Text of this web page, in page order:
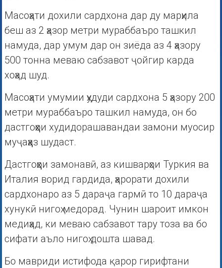
Масоҳати дохили сардхона дар ду марҳила
беш аз 2 ҳазор метри мураббаъро ташкил
намуда, дар умум дар он зиёда аз 4 ҳазору
500 тонна меваю сабзавот ҷойгир карда
хоҳад шуд.
Масоҳати умумии ҳудуди сардхона 5 ҳазору 200
метри мураббаъро ташкил намуда, он бо
дастгоҳҳои худидорашавандаи замони муосир
муҷаҳҳаз шудаст.
Дастгоҳҳои замонавӣ, аз кишварҳои Туркия ва
Италия ворид гардида, ҳарорати дохили
сардхонаро аз 5 дараҷа гармӣ то 10 дараҷа
хунукӣ нигоҳ медорад. Чунин шароит имкон
медиҳад, ки меваю сабзавот тару тоза ва бо
сифати аъло нигоҳ дошта шавад.
Бо мавриди истифода қарор гирифтани